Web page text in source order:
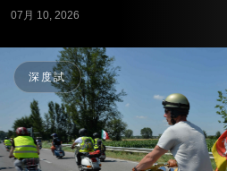
07月 10, 2026
深度試